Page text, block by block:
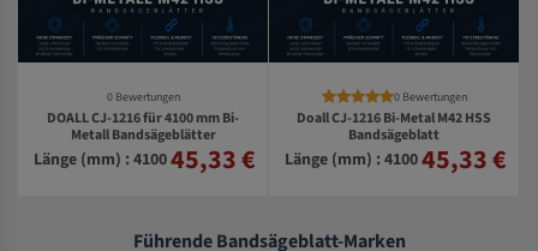
0 Bewertungen
DOALL CJ-1216 für 4100 mm Bi-
Metall Bandsägeblätter
Länge (mm) : 410045,33 €
0 Bewertungen
Doall CJ-1216 Bi-Metal M42 HSS
Bandsägeblatt
Länge (mm) : 410045,33 €
Führende Bandsägeblatt-Marken